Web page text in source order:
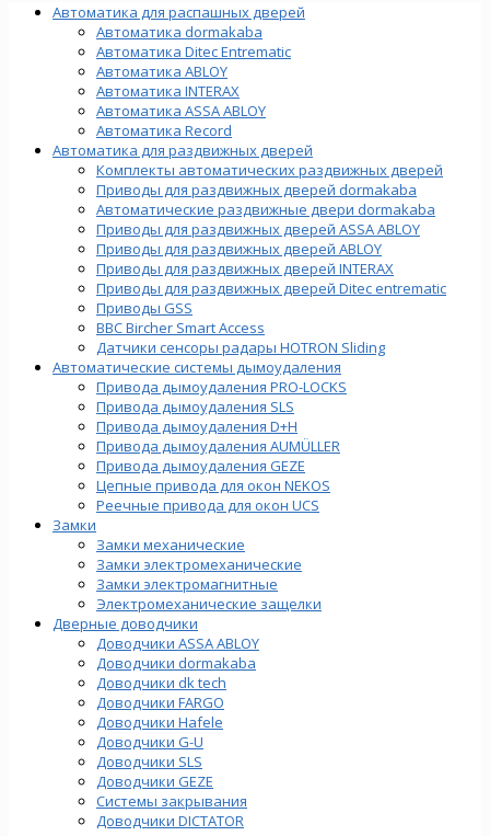
Автоматика для распашных дверей
Автоматика dormakaba
Автоматика Ditec Entrematic
Автоматика ABLOY
Автоматика INTERAX
Автоматика ASSA ABLOY
Автоматика Record
Автоматика для раздвижных дверей
Комплекты автоматических раздвижных дверей
Приводы для раздвижных дверей dormakaba
Автоматические раздвижные двери dormakaba
Приводы для раздвижных дверей ASSA ABLOY
Приводы для раздвижных дверей ABLOY
Приводы для раздвижных дверей INTERAX
Приводы для раздвижных дверей Ditec entrematic
Приводы GSS
BBC Bircher Smart Access
Датчики сенсоры радары HOTRON Sliding
Автоматические системы дымоудаления
Привода дымоудаления PRO-LOCKS
Привода дымоудаления SLS
Привода дымоудаления D+H
Привода дымоудаления AUMÜLLER
Привода дымоудаления GEZE
Цепные привода для окон NEKOS
Реечные привода для окон UСS
Замки
Замки механические
Замки электромеханические
Замки электромагнитные
Электромеханические защелки
Дверные доводчики
Доводчики ASSA ABLOY
Доводчики dormakaba
Доводчики dk tech
Доводчики FARGO
Доводчики Hafele
Доводчики G-U
Доводчики SLS
Доводчики GEZE
Cистемы закрывания
Доводчики DICTATOR